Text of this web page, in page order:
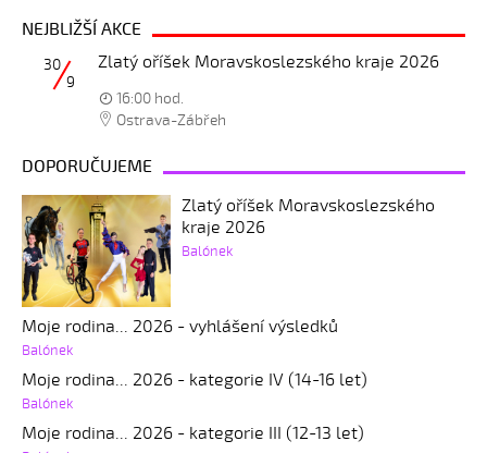
NEJBLIŽŠÍ AKCE
Zlatý oříšek Moravskoslezského kraje 2026
30
9
16:00 hod.
Ostrava-Zábřeh
DOPORUČUJEME
Zlatý oříšek Moravskoslezského
kraje 2026
Balónek
Moje rodina... 2026 - vyhlášení výsledků
Balónek
Moje rodina... 2026 - kategorie IV (14-16 let)
Balónek
Moje rodina... 2026 - kategorie III (12-13 let)